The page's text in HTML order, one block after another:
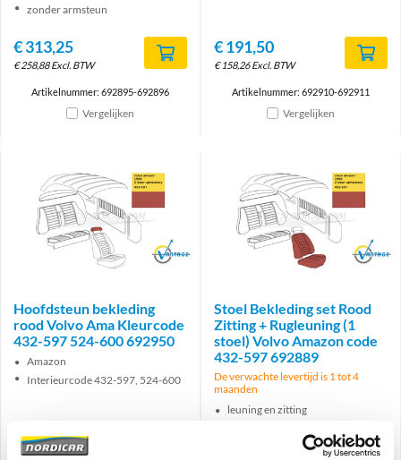
zonder armsteun
€313,25
€258,88 Excl. BTW
Artikelnummer: 692895-692896
Vergelijken
€191,50
€158,26 Excl. BTW
Artikelnummer: 692910-692911
Vergelijken
Brand
Hoofdsteun bekleding
rood Volvo Ama Kleurcode
432-597 524-600 692950
Amazon
Interieurcode 432-597, 524-600
Brand
Stoel Bekleding set Rood
Zitting + Rugleuning (1
stoel) Volvo Amazon code
432-597 692889
De verwachte levertijd is 1 tot 4
maanden
leuning en zitting
interieurcode 432-597